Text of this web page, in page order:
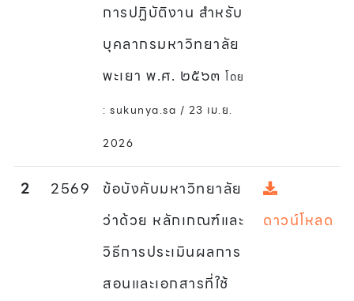
การปฏิบัติงาน สำหรับ
บุคลากรมหาวิทยาลัย
พะเยา พ.ศ. ๒๕๖๓ โดย
: sukunya.sa / 23 เม.ย.
2026
2 2569
ข้อบังคับมหาวิทยาลัย
ว่าด้วย หลักเกณฑ์และ
วิธีการประเมินผลการ
สอนและเอกสารที่ใช้
ดาวน์โหลด